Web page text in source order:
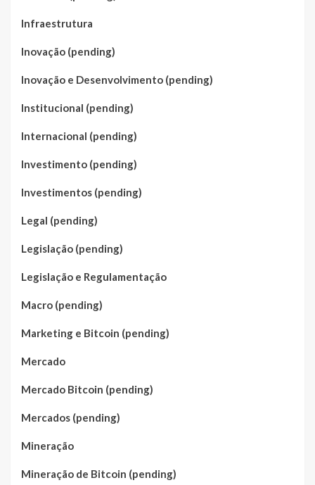
Infraestrutura
Inovação (pending)
Inovação e Desenvolvimento (pending)
Institucional (pending)
Internacional (pending)
Investimento (pending)
Investimentos (pending)
Legal (pending)
Legislação (pending)
Legislação e Regulamentação
Macro (pending)
Marketing e Bitcoin (pending)
Mercado
Mercado Bitcoin (pending)
Mercados (pending)
Mineração
Mineração de Bitcoin (pending)